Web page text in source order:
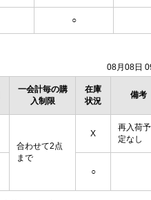
○
08月08日
一会計毎の購
入制限
在庫
状況
備考
合わせて2点
まで
X
再入荷予
定なし
○